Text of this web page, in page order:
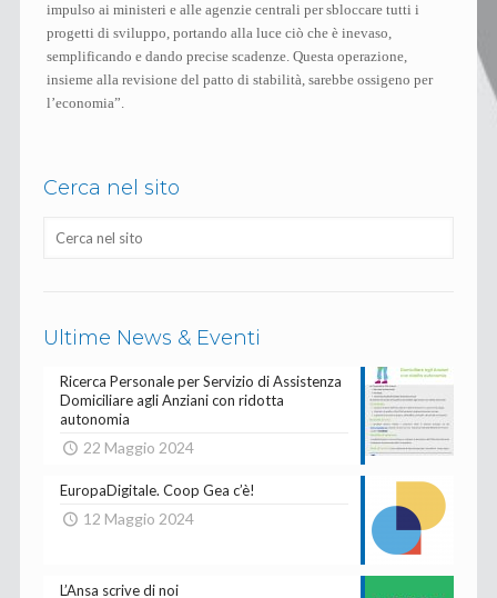
impulso ai ministeri e alle agenzie centrali per sbloccare tutti i
progetti di sviluppo, portando alla luce ciò che è inevaso,
semplificando e dando precise scadenze. Questa operazione,
insieme alla revisione del patto di stabilità, sarebbe ossigeno per
l’economia”.
Cerca nel sito
Ultime News & Eventi
Ricerca Personale per Servizio di Assistenza
Domiciliare agli Anziani con ridotta
autonomia
22 Maggio 2024
EuropaDigitale. Coop Gea c’è!
12 Maggio 2024
L’Ansa scrive di noi